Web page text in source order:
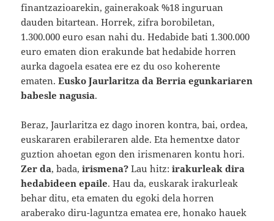
finantzazioarekin, gainerakoak %18 inguruan
dauden bitartean. Horrek, zifra borobiletan,
1.300.000 euro esan nahi du. Hedabide bati 1.300.000
euro ematen dion erakunde bat hedabide horren
aurka dagoela esatea ere ez du oso koherente
ematen.Eusko Jaurlaritza da Berria egunkariaren
babesle nagusia.
Beraz, Jaurlaritza ez dago inoren kontra, bai, ordea,
euskararen erabileraren alde. Eta hementxe dator
guztion ahoetan egon den irismenaren kontu hori.
Zer da, bada, irismena? Lau hitz: irakurleak dira
hedabideen epaile. Hau da, euskarak irakurleak
behar ditu, eta ematen du egoki dela horren
araberako diru-laguntza ematea ere, honako hauek